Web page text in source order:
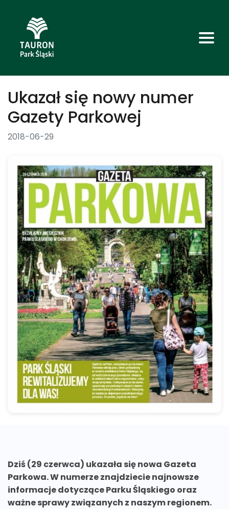
Ukazał się nowy numer
Gazety Parkowej
2018-06-29
Dziś (29 czerwca) ukazała się nowa Gazeta
Parkowa. W numerze znajdziecie najnowsze
informacje dotyczące Parku Śląskiego oraz
ważne sprawy związanych z naszym regionem.